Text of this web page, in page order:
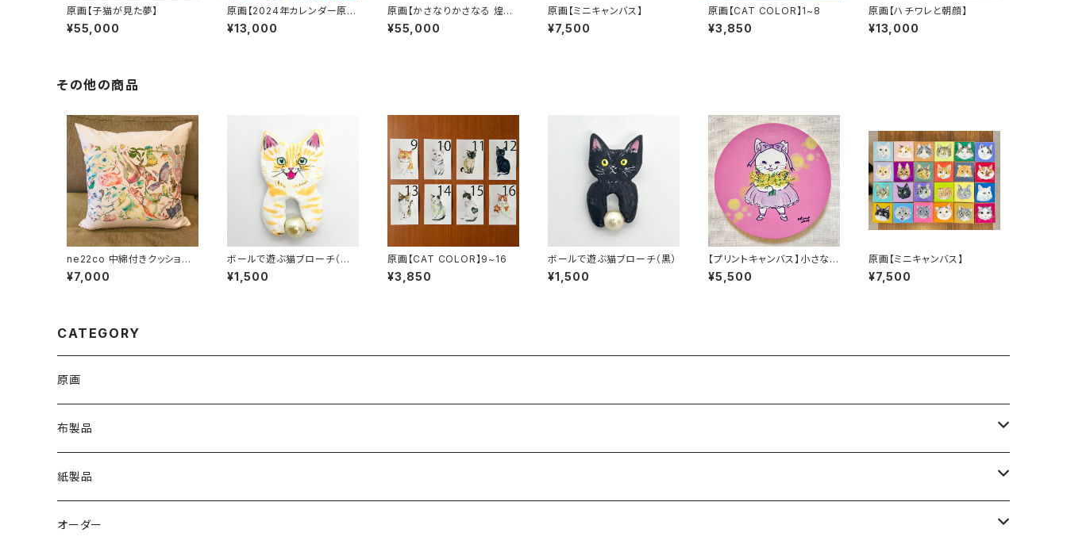
原画【子猫が見た夢】
¥55,000
原画【2024年カレンダー原画
キャンバス】
¥13,000
原画【かさなりかさなる 煌き
と鼓動】
¥55,000
原画【ミニキャンバス】
¥7,500
原画【CAT COLOR】1~8
¥3,850
原画【ハチワレと朝顔】
¥13,000
その他の商品
ne22co 中綿付きクッション
カバー【つながりつながる】
¥7,000
ボールで遊ぶ猫ブローチ（茶ト
ラ）
¥1,500
原画【CAT COLOR】9~16
¥3,850
ボールで遊ぶ猫ブローチ（黒）
¥1,500
【プリントキャンバス】小さな贈
り物
¥5,500
原画【ミニキャンバス】
¥7,500
CATEGORY
原画
布製品
Ｔシャツ
トートバッグ
紙製品
ステッカー
オーダー